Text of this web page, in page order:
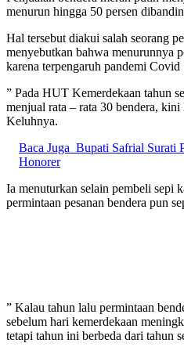
menurun hingga 50 persen
Hal tersebut diakui salah seorang
menyebutkan bahwa menurunnya
karena terpengaruh pandemi Covid
” Pada HUT Kemerdekaan tahun
menjual rata – rata 30 bendera,
Keluhnya.
Baca Juga Bupati Safrial Surati
Honorer
Ia menuturkan selain pembeli sepi
permintaan pesanan bendera pun
” Kalau tahun lalu permintaan
sebelum hari kemerdekaan
tetapi tahun ini berbeda dari tahun